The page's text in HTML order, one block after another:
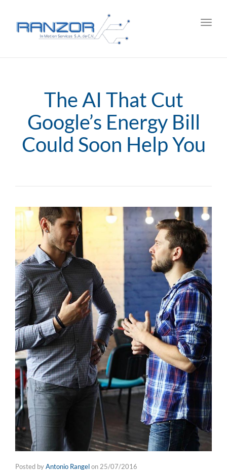
The AI That Cut
Google’s Energy Bill
Could Soon Help You
Posted byAntonio Rangelon 25/07/2016